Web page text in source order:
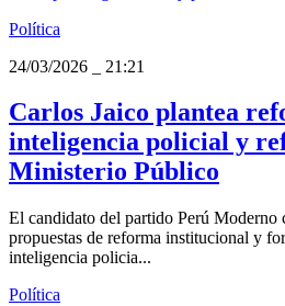
Política
24/03/2026
21:21
Carlos Jaico plantea
inteligencia policial y
Ministerio Público
El candidato del partido Perú Moderno
propuestas de reforma institucional y
inteligencia policia...
Política